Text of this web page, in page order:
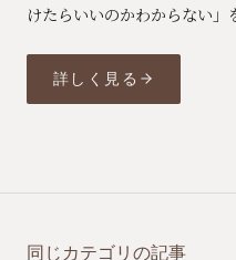
けたらいいのかわからない」
詳しく見る
同じカテゴリの記事